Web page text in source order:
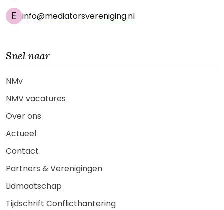
E info@mediatorsvereniging.nl
Snel naar
NMv
NMV vacatures
Over ons
Actueel
Contact
Partners & Verenigingen
Lidmaatschap
Tijdschrift Conflicthantering